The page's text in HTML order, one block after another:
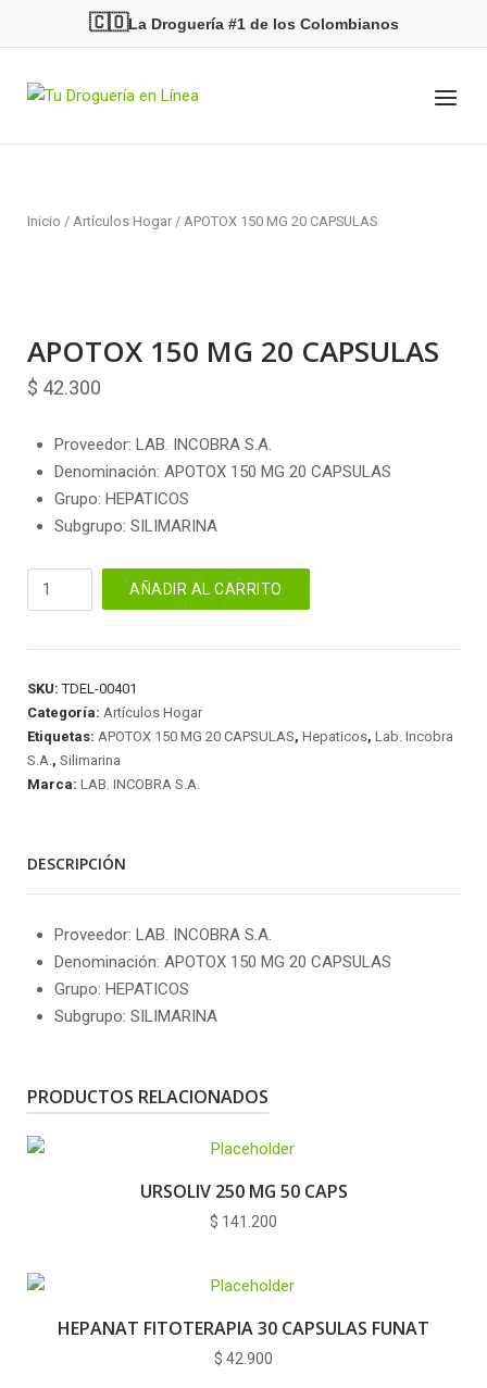
🇨🇴La Droguería #1 de los Colombianos
Home Menu
Inicio / Artículos Hogar / APOTOX 150 MG 20 CAPSULAS
APOTOX 150 MG 20 CAPSULAS
$ 42.300
Proveedor: LAB. INCOBRA S.A.
Denominación: APOTOX 150 MG 20 CAPSULAS
Grupo: HEPATICOS
Subgrupo: SILIMARINA
APOTOX
20
cantidad
AÑADIR AL CARRITO
SKU:TDEL-00401
Categoría: Artículos Hogar
Etiquetas: APOTOX 150 MG 20 CAPSULAS, Hepaticos, Lab. Incobra
S.A., Silimarina
Marca: LAB. INCOBRA S.A.
DESCRIPCIÓN
Proveedor: LAB. INCOBRA S.A.
Denominación: APOTOX 150 MG 20 CAPSULAS
Grupo: HEPATICOS
Subgrupo: SILIMARINA
PRODUCTOS RELACIONADOS
URSOLIV 250 MG 50 CAPS
$ 141.200
HEPANAT FITOTERAPIA 30 CAPSULAS FUNAT
$ 42.900